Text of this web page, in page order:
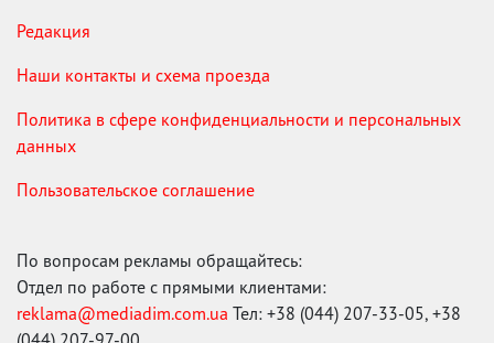
Редакция
Наши контакты и схема проезда
Политика в сфере конфиденциальности и персональных
данных
Пользовательское соглашение
По вопросам рекламы обращайтесь:
Отдел по работе с прямыми клиентами:
reklama@mediadim.com.ua Тел: +38 (044) 207-33-05, +38